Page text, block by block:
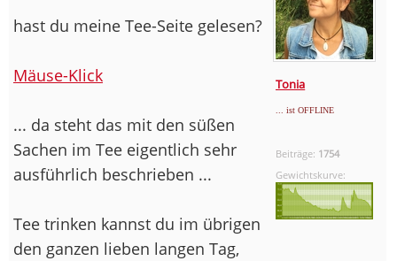
Tonia
... ist OFFLINE
Beiträge: 1754
Gewichtskurve:
hast du meine Tee-Seite gelesen?
Mäuse-Klick
... da steht das mit den süßen
Sachen im Tee eigentlich sehr
ausführlich beschrieben ...
Tee trinken kannst du im übrigen
den ganzen lieben langen Tag,